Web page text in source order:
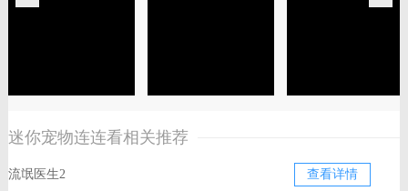
迷你宠物连连看相关推荐
流氓医生2 查看详情